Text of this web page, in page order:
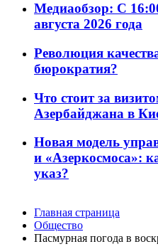
Медиаобзор: С
августа 2026 года
Революция
бюрократия?
Что стоит за
Азербайджана в
Новая модель
и «Азеркосмоса»:
указ?
Главная страница
Общество
Пасмурная погода в